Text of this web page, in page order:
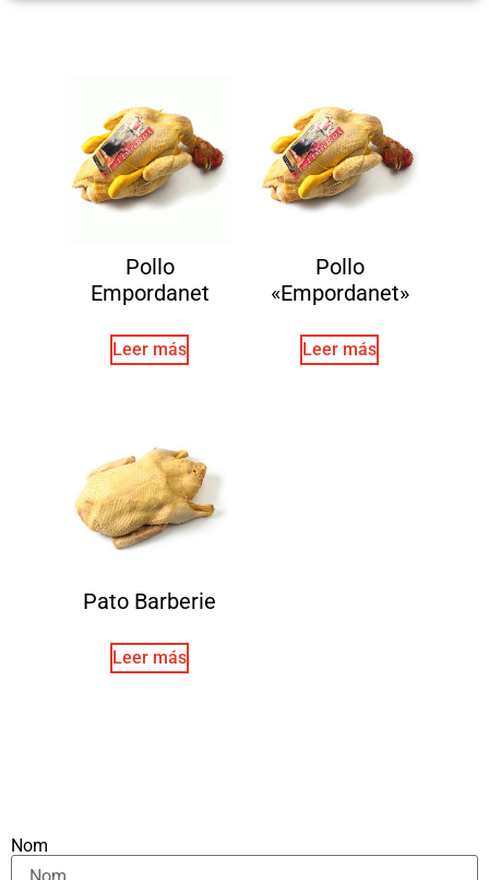
Pollo
Empordanet
Leer más
Pollo
«Empordanet»
Leer más
Pato Barberie
Leer más
Nom